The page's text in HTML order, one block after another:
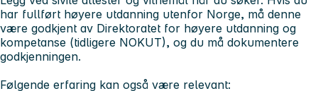
har fullført høyere utdanning utenfor Norge, må denne
være godkjent av Direktoratet for høyere utdanning og
kompetanse (tidligere NOKUT), og du må dokumentere
godkjenningen.
Følgende erfaring kan også være relevant: